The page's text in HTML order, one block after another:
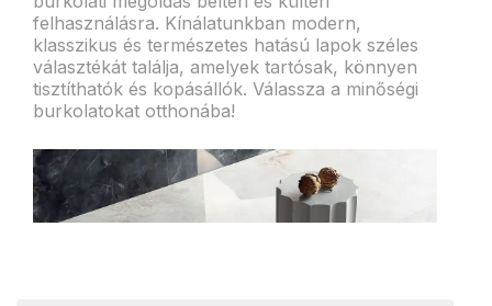
felhasználásra. Kínálatunkban modern,
klasszikus és természetes hatású lapok széles
választékát találja, amelyek tartósak, könnyen
tisztíthatók és kopásállók. Válassza a minőségi
burkolatokat otthonába!